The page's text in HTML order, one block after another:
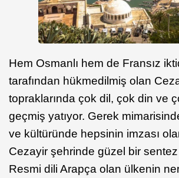
Hem Osmanlı hem de Fransız
tarafından hükmedilmiş olan
topraklarında çok dil, çok din ve
geçmiş yatıyor. Gerek
ve kültüründe hepsinin imzası
Cezayir şehrinde güzel bir
Resmi dili Arapça olan ülkenin